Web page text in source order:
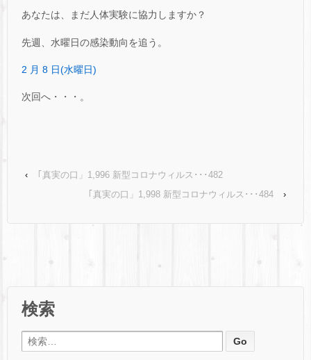
あなたは、まだ人体実験に協力しますか？
先週、水曜日の感染動向を追う。
2 月 8 日(水曜日)
次回へ・・・。
‹
｢真実の口」1,996 新型コロナウィルス･･･482
｢真実の口」1,998 新型コロナウィルス･･･484
›
検索
検索: